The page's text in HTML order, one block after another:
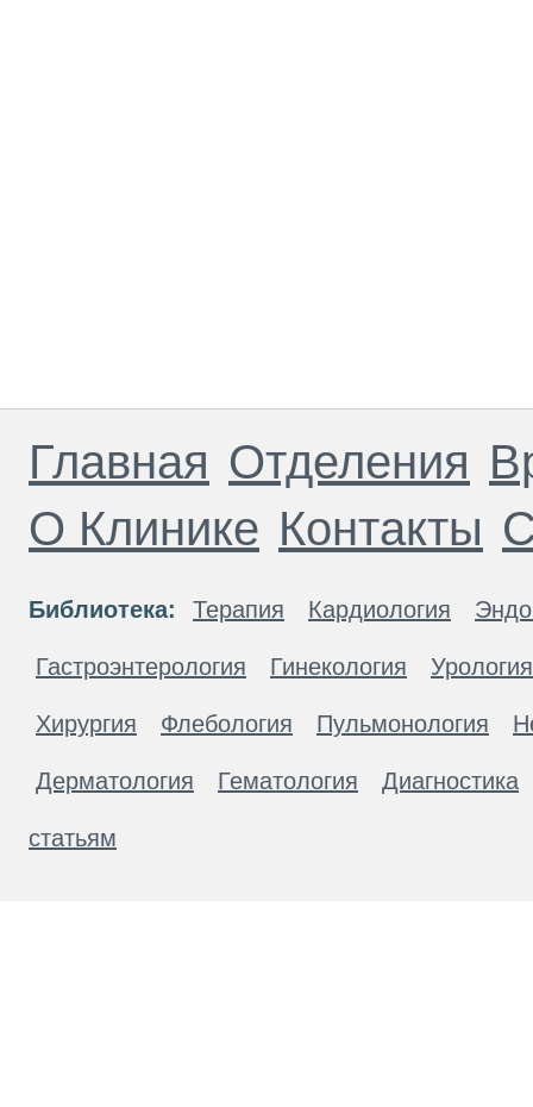
Главная Отделения
О Клинике Контакты
Библиотека: Терапия Кардиология
Гастроэнтерология Гинекология Урология
Хирургия Флебология Пульмонология
Дерматология Гематология Диагностика
статьям